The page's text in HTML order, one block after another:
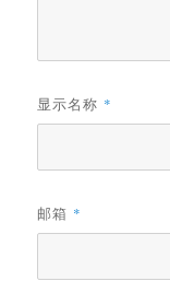
显示名称 *
邮箱 *